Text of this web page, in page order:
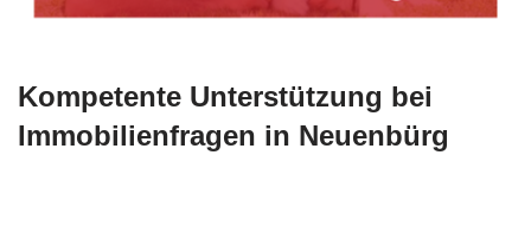
Kompetente Unterstützung bei
Immobilienfragen in Neuenbürg